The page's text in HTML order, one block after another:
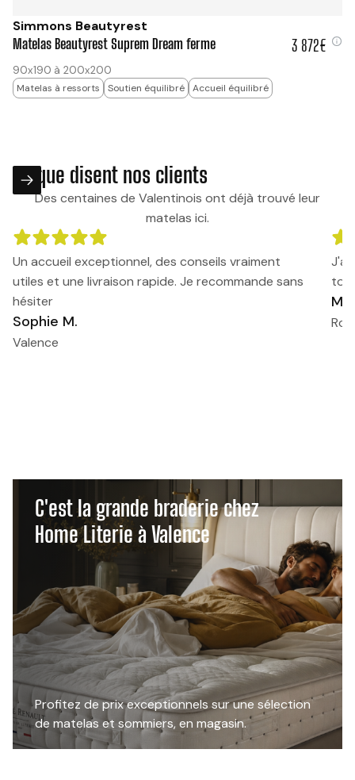
Simmons Beautyrest
Matelas Beautyrest Suprem Dream ferme 3 872€
90x190 à 200x200
Matelas à ressorts Soutien équilibré Accueil équilibré
Ce que disent nos clients
Des centaines de Valentinois ont déjà trouvé leur
matelas ici.
Un accueil exceptionnel, des conseils vraiment
utiles et une livraison rapide. Je recommande sans
hésiter
Sophie M.
Valence
C'est la grande braderie chez
Home Literie à Valence
Profitez de prix exceptionnels sur une sélection
de matelas et sommiers, en magasin.